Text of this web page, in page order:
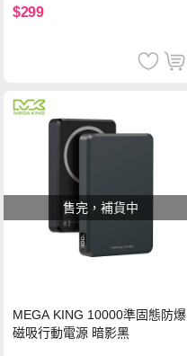
$299
售完，補貨中
MEGA KING 10000準固態防爆
磁吸行動電源 暗影黑